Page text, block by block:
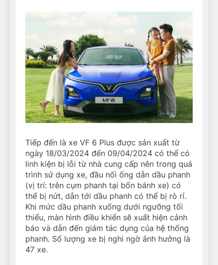
Tiếp đến là xe VF 6 Plus được sản xuất từ
ngày 18/03/2024 đến 09/04/2024 có thể có
linh kiện bị lỗi từ nhà cung cấp nên trong quá
trình sử dụng xe, đầu nối ống dẫn dầu phanh
(vị trí: trên cụm phanh tại bốn bánh xe) có
thể bị nứt, dẫn tới dầu phanh có thể bị rò rỉ.
Khi mức dầu phanh xuống dưới ngưỡng tối
thiểu, màn hình điều khiển sẽ xuất hiện cảnh
báo và dẫn đến giảm tác dụng của hệ thống
phanh. Số lượng xe bị nghi ngờ ảnh hưởng là
47 xe.